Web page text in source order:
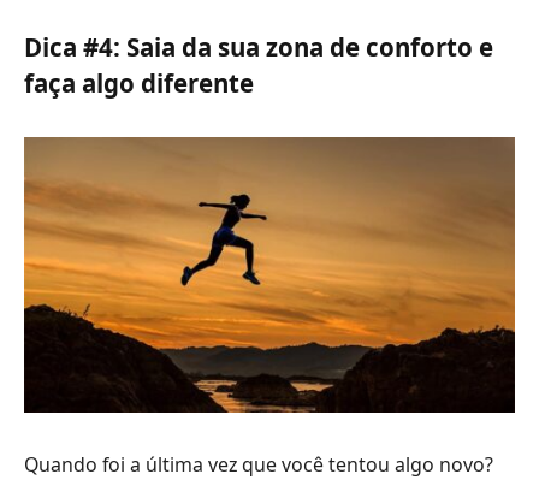
Dica #4: Saia da sua zona de conforto e
faça algo diferente
Quando foi a última vez que você tentou algo novo?